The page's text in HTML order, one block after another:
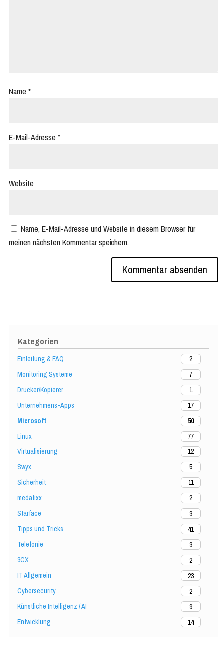
Kategorien
Einleitung & FAQ
2
Monitoring Systeme
7
Drucker/Kopierer
1
Unternehmens-Apps
17
Microsoft
50
Linux
77
Virtualisierung
12
Swyx
5
Sicherheit
11
medatixx
2
Starface
3
Tipps und Tricks
41
Telefonie
3
3CX
2
IT Allgemein
23
Cybersecurity
2
Künstliche Intelligenz / AI
9
Entwicklung
14
Name *
E-Mail-Adresse *
Website
Name, E-Mail-Adresse und Website in diesem Browser für
meinen nächsten Kommentar speichern.